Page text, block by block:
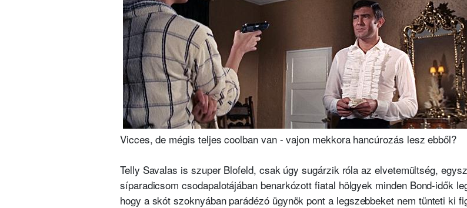
Vicces, de mégis teljes coolban van - vajon mekkora hancúrozás lesz ebből?
Telly Savalas is szuper Blofeld, csak úgy sugárzik róla az elvetemültség,
síparadicsom csodapalotájában benarkózott fiatal hölgyek minden Bond-idők
hogy a skót szoknyában parádézó ügynök pont a legszebbeket nem tünteti ki